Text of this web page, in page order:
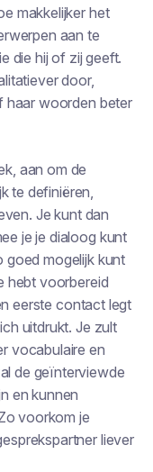
makkelijker het
aan te
die hij of zij geeft.
door,
haar woorden beter
aan om de
te definiëren,
Je kunt dan
je je dialoog kunt
goed mogelijk kunt
hebt voorbereid
eerste contact legt
uitdrukt. Je zult
vocabulaire en
de geïnterviewde
en kunnen
voorkom je
liever